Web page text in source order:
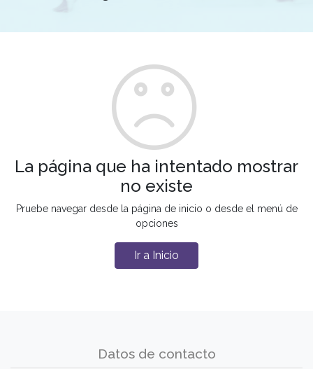
La página que ha intentado mostrar
no existe
Pruebe navegar desde la página de inicio o desde el menú de
opciones
Ir a Inicio
Datos de contacto